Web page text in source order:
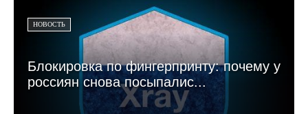
НОВОСТЬ
Блокировка по фингерпринту: почему у
россиян снова посыпалис...